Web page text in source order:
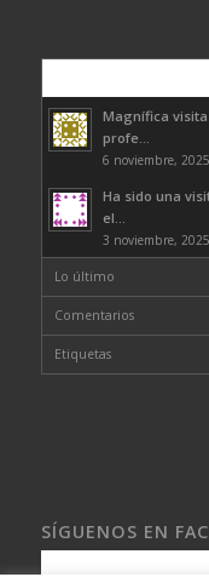
Magnífica
profe...
6 noviembre,
Ha sido una
el...
3 noviembre,
Lo último
Comentarios
Etiquetas
SÍGUENOS EN